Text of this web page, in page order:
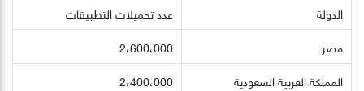
الدولة
عدد تحميلات التطبيقات
مصر
2،600،000
المملكة العربية السعودية
2،400،000